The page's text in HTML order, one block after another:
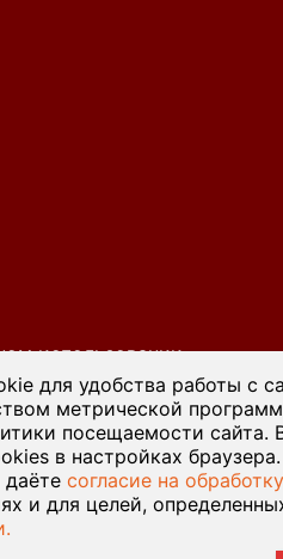
использовании
на страницах
источник обязательна.
для удобства работы с
метрической
посещаемости сайта.
в настройках браузера.
согласие на обработку
и для целей,